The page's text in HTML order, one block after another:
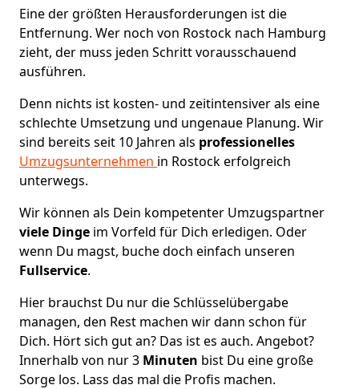
Eine der größten Herausforderungen ist die
Entfernung. Wer noch von Rostock nach Hamburg
zieht, der muss jeden Schritt vorausschauend
ausführen.
Denn nichts ist kosten- und zeitintensiver als eine
schlechte Umsetzung und ungenaue Planung. Wir
sind bereits seit 10 Jahren als professionelles
Umzugsunternehmen in Rostock erfolgreich
unterwegs.
Wir können als Dein kompetenter Umzugspartner
viele Dinge im Vorfeld für Dich erledigen. Oder
wenn Du magst, buche doch einfach unseren
Fullservice.
Hier brauchst Du nur die Schlüsselübergabe
managen, den Rest machen wir dann schon für
Dich. Hört sich gut an? Das ist es auch. Angebot?
Innerhalb von nur 3 Minuten bist Du eine große
Sorge los. Lass das mal die Profis machen.